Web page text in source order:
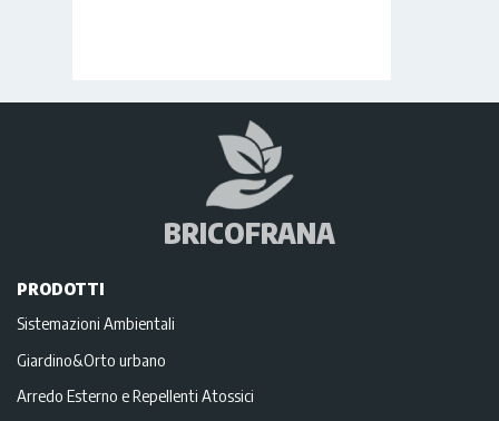
BRICOFRANA
PRODOTTI
Sistemazioni Ambientali
Giardino&Orto urbano
Arredo Esterno e Repellenti Atossici